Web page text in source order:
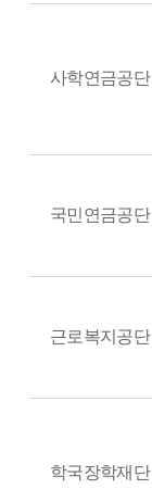
사학연금공단
국민연금공단
근로복지공단
학국장학재단